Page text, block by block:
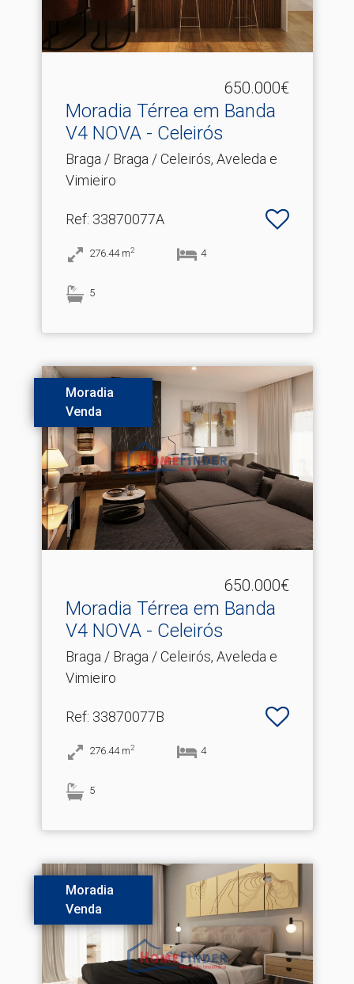
650.000€
Moradia Térrea em Banda
V4 NOVA - Celeirós
Braga / Braga / Celeirós, Aveleda e
Vimieiro
Ref: 33870077A
276.44 m2 4
5
Moradia
Venda
650.000€
Moradia Térrea em Banda
V4 NOVA - Celeirós
Braga / Braga / Celeirós, Aveleda e
Vimieiro
Ref: 33870077B
276.44 m2 4
5
Moradia
Venda